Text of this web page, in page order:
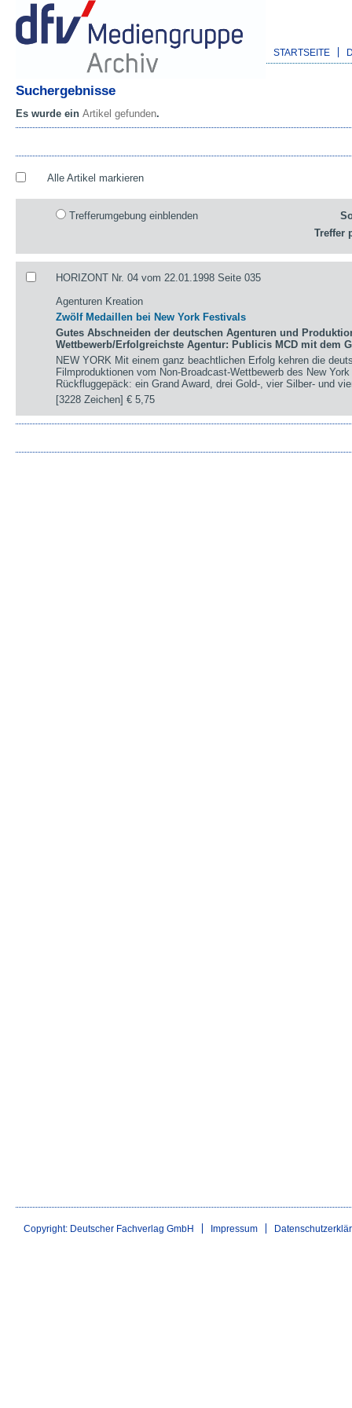
STARTSEITE
Suchergebnisse
Es wurde ein Artikel gefunden.
Alle Artikel markieren
Trefferumgebung einblenden
Treffer
HORIZONT Nr. 04 vom 22.01.1998 Seite 035
Agenturen Kreation
Zwölf Medaillen bei New York Festivals
Gutes Abschneiden der deutschen Agenturen und
Wettbewerb/Erfolgreichste Agentur: Publicis MCD mit dem
NEW YORK Mit einem ganz beachtlichen Erfolg kehren die
Filmproduktionen vom Non-Broadcast-Wettbewerb des New
Rückfluggepäck: ein Grand Award, drei Gold-, vier Silber- und
[3228 Zeichen]€ 5,75
Copyright: Deutscher Fachverlag GmbH Impressum